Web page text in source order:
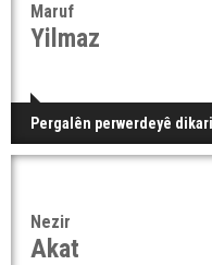
Maruf
Yilmaz
Pergalên perwerdeyê
Nezir
Akat